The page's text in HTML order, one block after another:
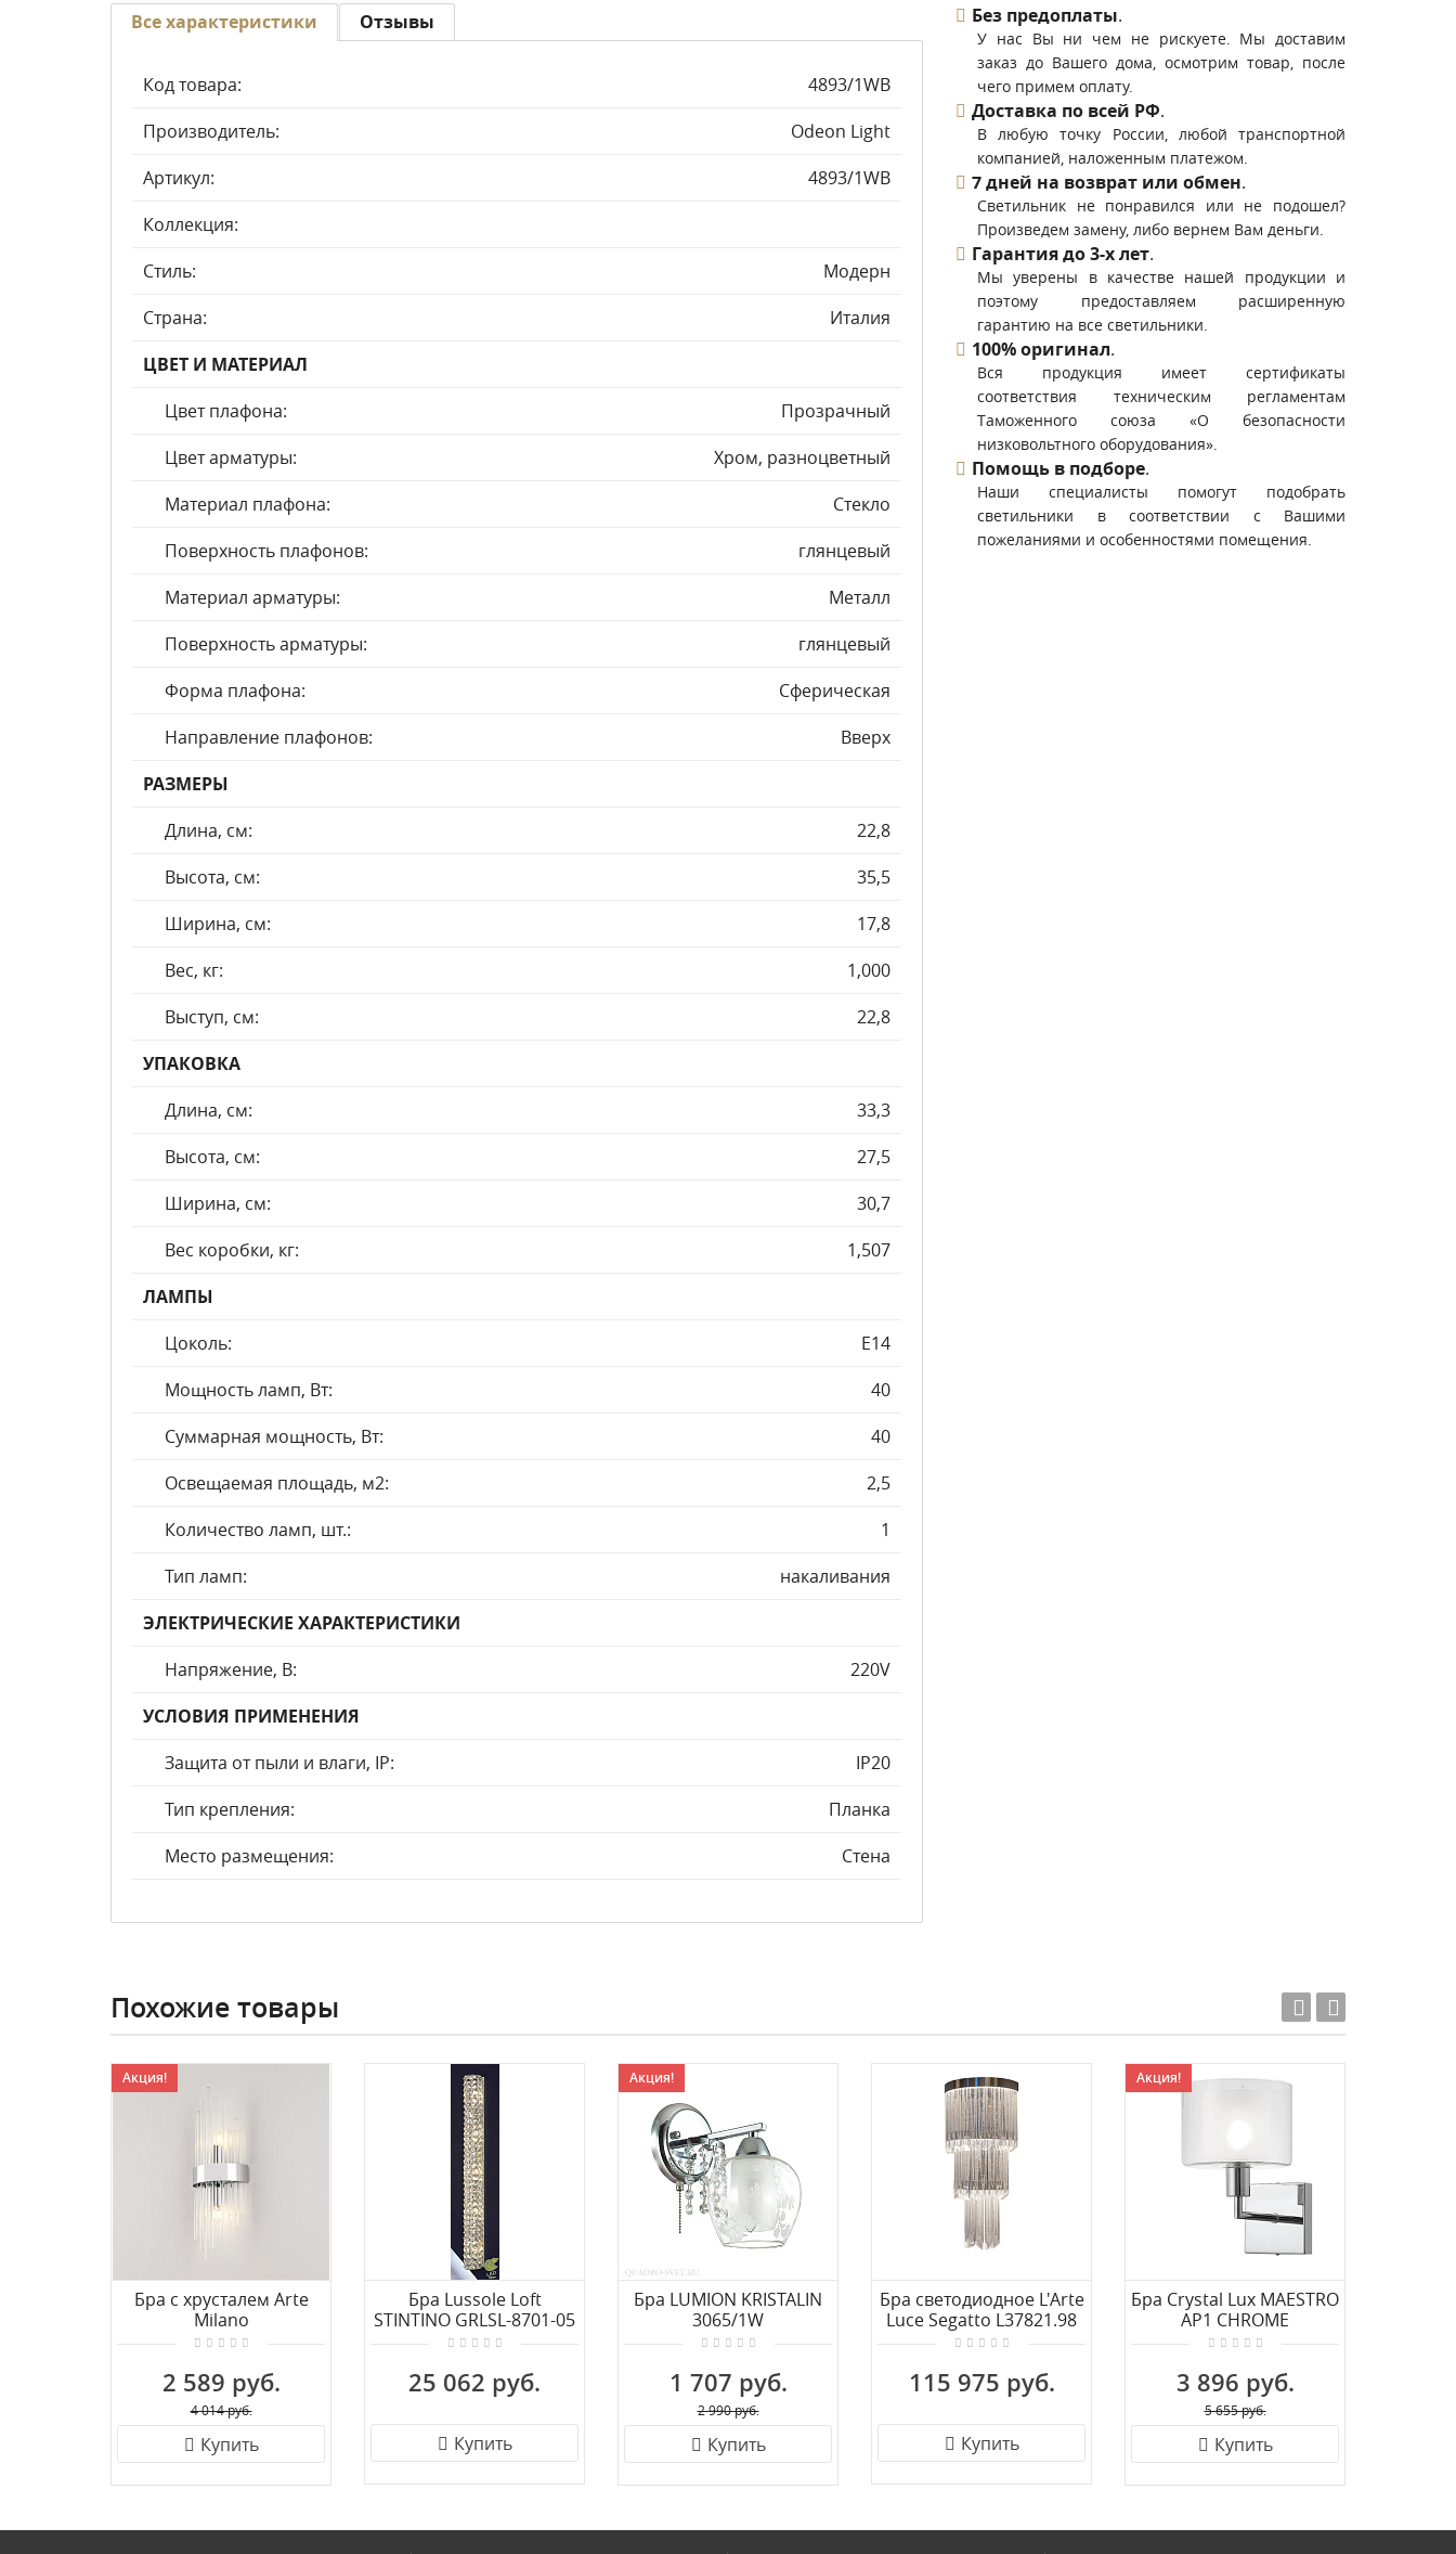
Все характеристики
Код товара:
4893/1WB
Производитель:
Odeon Light
Артикул:
4893/1WB
Коллекция:
Стиль:
Модерн
Страна:
Италия
ЦВЕТ И МАТЕРИАЛ
Цвет плафона:
Прозрачный
Цвет арматуры:
Хром, разноцветный
Материал плафона:
Стекло
Поверхность плафонов:
глянцевый
Материал арматуры:
Металл
Поверхность арматуры:
глянцевый
Форма плафона:
Сферическая
Направление плафонов:
Вверх
РАЗМЕРЫ
Длина, см:
22,8
Высота, см:
35,5
Ширина, см:
17,8
Вес, кг:
1,000
Выступ, см:
22,8
УПАКОВКА
Длина, см:
33,3
Высота, см:
27,5
Ширина, см:
30,7
Вес коробки, кг:
1,507
ЛАМПЫ
Цоколь:
E14
Мощность ламп, Вт:
40
Суммарная мощность, Вт:
40
Освещаемая площадь, м2:
2,5
Количество ламп, шт.:
1
Тип ламп:
накаливания
ЭЛЕКТРИЧЕСКИЕ ХАРАКТЕРИСТИКИ
Напряжение, В:
220V
УСЛОВИЯ ПРИМЕНЕНИЯ
Защита от пыли и влаги, IP:
IP20
Тип крепления:
Планка
Место размещения:
Стена
Отзывы Без предоплаты.
У нас Вы ни чем не рискуете. Мы доставим
заказ до Вашего дома, осмотрим товар, после
чего примем оплату.
Доставка по всей РФ.
В любую точку России, любой транспортной
компанией, наложенным платежом.
7 дней на возврат или обмен.
Светильник не понравился или не подошел?
Произведем замену, либо вернем Вам деньги.
Гарантия до 3-х лет.
Мы уверены в качестве нашей продукции и
поэтому предоставляем расширенную
гарантию на все светильники.
100% оригинал.
Вся продукция имеет сертификаты
соответствия техническим регламентам
Таможенного союза «О безопасности
низковольтного оборудования».
Помощь в подборе.
Наши специалисты помогут подобрать
светильники в соответствии с Вашими
пожеланиями и особенностями помещения.
Похожие товары
Акция!
Бра с хрусталем Arte
Milano
430122.140.2.E14.A1 CR
2 589 руб.
4 014 руб.
Купить
Бра Lussole Loft
STINTINO GRLSL-8701-05
25 062 руб.
Купить
Акция!
Бра LUMION KRISTALIN
3065/1W
1 707 руб.
2 990 руб.
Купить
Бра светодиодное L'Arte
Luce Segatto L37821.98
115 975 руб.
Купить
Акция!
Бра Crystal Lux MAESTRO
AP1 CHROME
3 896 руб.
5 655 руб.
Купить